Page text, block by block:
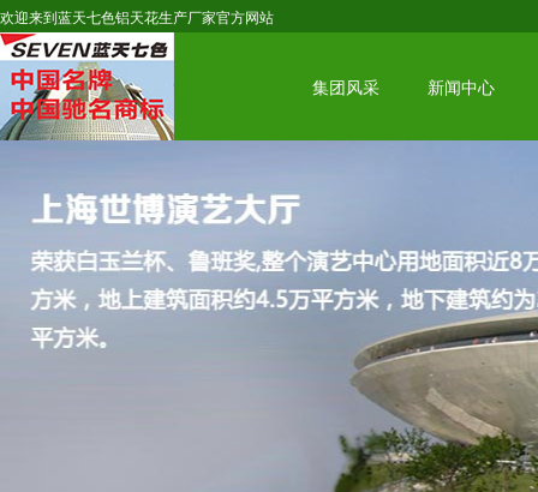
欢迎来到蓝天七色铝天花生产厂家官方网站
集团风采 新闻中心